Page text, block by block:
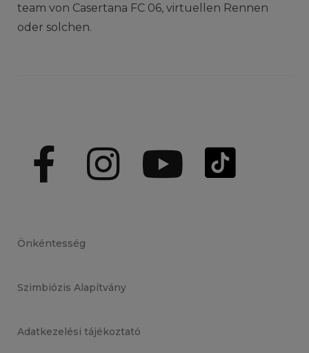
team von Casertana FC 06, virtuellen Rennen
oder solchen.
Önkéntesség
Szimbiózis Alapítvány
Adatkezelési tájékoztató